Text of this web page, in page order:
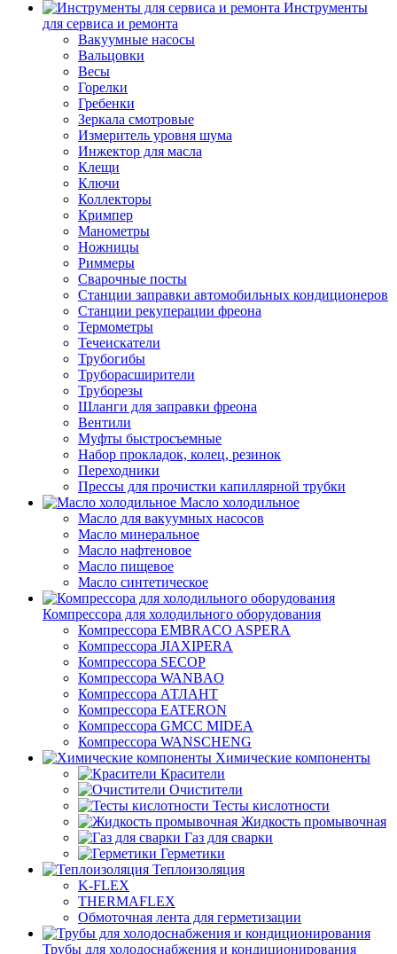
Инструменты
для сервиса и ремонта
Вакуумные насосы
Вальцовки
Весы
Горелки
Гребенки
Зеркала смотровые
Измеритель уровня шума
Инжектор для масла
Клещи
Ключи
Коллекторы
Кримпер
Манометры
Ножницы
Риммеры
Сварочные посты
Станции заправки автомобильных кондиционеров
Станции рекуперации фреона
Термометры
Течеискатели
Трубогибы
Труборасширители
Труборезы
Шланги для заправки фреона
Вентили
Муфты быстросъемные
Набор прокладок, колец, резинок
Переходники
Прессы для прочистки капиллярной трубки
Масло холодильное
Масло для вакуумных насосов
Масло минеральное
Масло нафтеновое
Масло пищевое
Масло синтетическое
Компрессора для холодильного оборудования
Компрессора EMBRACO ASPERA
Компрессора JIAXIPERA
Компрессора SECOP
Компрессора WANBAO
Компрессора АТЛАНТ
Компрессора EATERON
Компрессора GMCC MIDEA
Компрессора WANSCHENG
Химические компоненты
Красители
Очистители
Тесты кислотности
Жидкость промывочная
Газ для сварки
Герметики
Теплоизоляция
K-FLEX
THERMAFLEX
Обмоточная лента для герметизации
Трубы для холодоснабжения и кондиционирования